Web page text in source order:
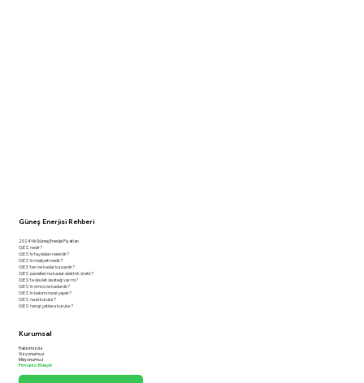
Kurumsal
Hakkımızda
Vizyonumuz
Misyonumuz
Firmanızı Ekleyin
Güneş Enerjisi Rehberi
2024 Yılı Güneş Enerjisi Fiyatları
GES nedir?
GES'in faydaları nelerdir?
GES'in maliyeti nedir?
GES'ten ne kadar kazanılır?
GES panelleri ne kadar elektrik üretir?
GES'te devlet desteği var mı?
GES'in ömrü ne kadardır?
GES'in bakımı nasıl yapılır?
GES nasıl kurulur?
GES hangi çatılara kurulur?